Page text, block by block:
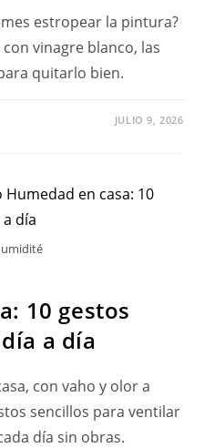
estropear la pintura?
vinagre blanco, las
quitarlo bien.
JULIO 9, 2026
10 gestos
a día
con vaho y olor a
sencillos para ventilar
día sin obras.